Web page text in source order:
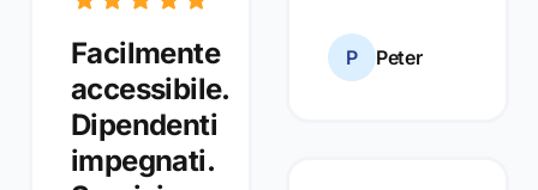
Facilmente
accessibile.
Dipendenti
impegnati.
P Peter